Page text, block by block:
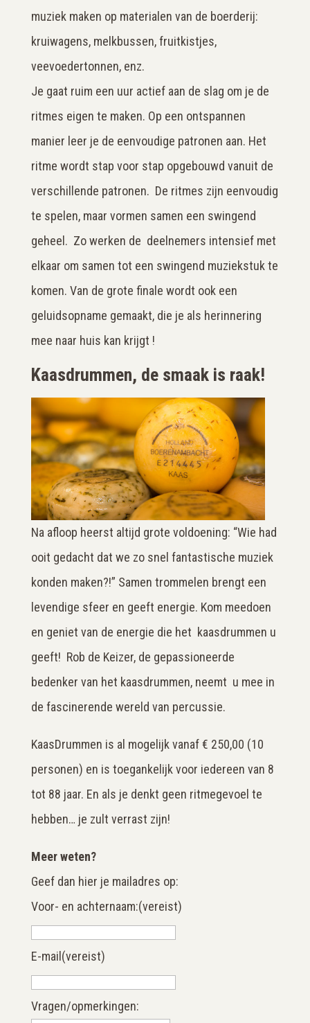
muziek maken op materialen van de boerderij:
kruiwagens, melkbussen, fruitkistjes,
veevoedertonnen, enz.
Je gaat ruim een uur actief aan de slag om je de
ritmes eigen te maken. Op een ontspannen
manier leer je de eenvoudige patronen aan. Het
ritme wordt stap voor stap opgebouwd vanuit de
verschillende patronen. De ritmes zijn eenvoudig
te spelen, maar vormen samen een swingend
geheel. Zo werken de deelnemers intensief met
elkaar om samen tot een swingend muziekstuk te
komen. Van de grote finale wordt ook een
geluidsopname gemaakt, die je als herinnering
mee naar huis kan krijgt !
Kaasdrummen, de smaak is raak!
Na afloop heerst altijd grote voldoening: “Wie had
ooit gedacht dat we zo snel fantastische muziek
konden maken?!” Samen trommelen brengt een
levendige sfeer en geeft energie. Kom meedoen
en geniet van de energie die het kaasdrummen u
geeft! Rob de Keizer, de gepassioneerde
bedenker van het kaasdrummen, neemt u mee in
de fascinerende wereld van percussie.
KaasDrummen is al mogelijk vanaf € 250,00 (10
personen) en is toegankelijk voor iedereen van 8
tot 88 jaar. En als je denkt geen ritmegevoel te
hebben… je zult verrast zijn!
Meer weten?
Geef dan hier je mailadres op:
Voor- en achternaam:(vereist)
E-mail (vereist)
Vragen/opmerkingen: